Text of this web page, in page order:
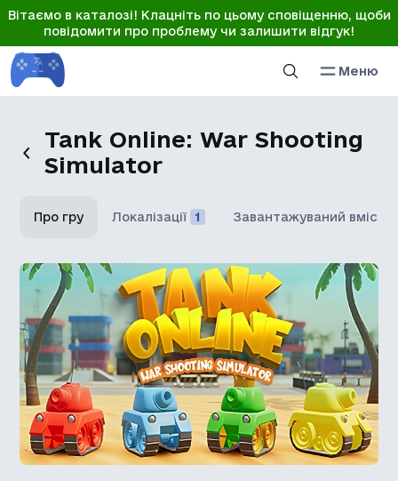
Вітаємо в каталозі! Клацніть по цьому сповіщенню, щоби
повідомити про проблему чи залишити відгук!
Меню
Tank Online: War Shooting
Simulator
Про гру Локалізації 1 Завантажуваний вміст